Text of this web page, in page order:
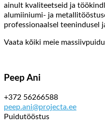
ainult kvaliteetseid ja
alumiiniumi- ja
professionaalsel teenindusel
Vaata kõiki meie
Peep Ani
+372 56266588
peep.ani@projecta.ee
Puidutööstus